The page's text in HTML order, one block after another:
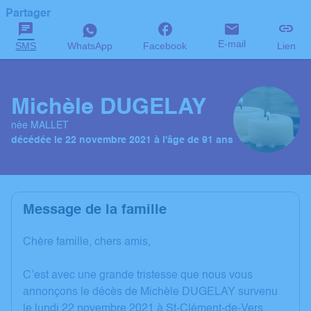
Partager
SMS WhatsApp Facebook E-mail Lien
Michèle DUGELAY
née MALLET
décédée le 22 novembre 2021 à l'âge de 91 ans
Message de la famille
Chère famille, chers amis,
C’est avec une grande tristesse que nous vous
annonçons le décès de Michèle DUGELAY survenu